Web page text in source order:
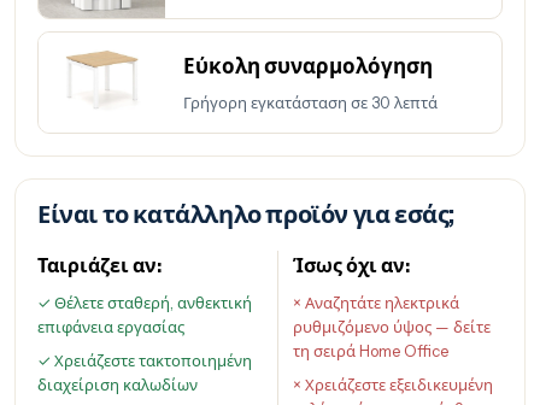
Εύκολη συναρμολόγηση
Γρήγορη εγκατάσταση σε 30 λεπτά
Είναι το κατάλληλο προϊόν για εσάς;
Ταιριάζει αν:
✓ Θέλετε σταθερή, ανθεκτική
επιφάνεια εργασίας
✓ Χρειάζεστε τακτοποιημένη
διαχείριση καλωδίων
Ίσως όχι αν:
× Αναζητάτε ηλεκτρικά
ρυθμιζόμενο ύψος — δείτε
τη σειρά Home Office
× Χρειάζεστε εξειδικευμένη